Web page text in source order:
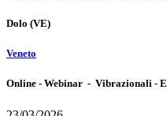
Dolo (VE)
Veneto
Online - Webinar - Vibrazionali -